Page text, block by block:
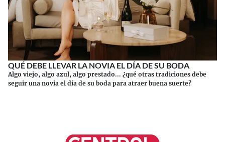
QUÉ DEBE LLEVAR LA NOVIA EL DÍA DE SU BODA
Algo viejo, algo azul, algo prestado... ¿qué otras tradiciones debe
seguir una novia el día de su boda para atraer buena suerte?